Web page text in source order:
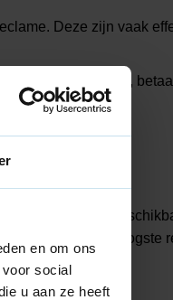
en om ons
social
u aan ze heeft
Deze zijn vaak
(SEO),
doelgroep, het
versterken, het hoogste